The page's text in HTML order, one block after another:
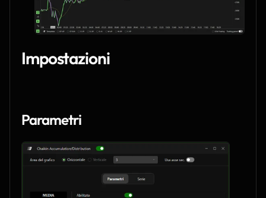
Impostazioni
Parametri